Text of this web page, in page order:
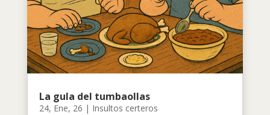
La gula del tumbaollas
24, Ene, 26 | Insultos certeros